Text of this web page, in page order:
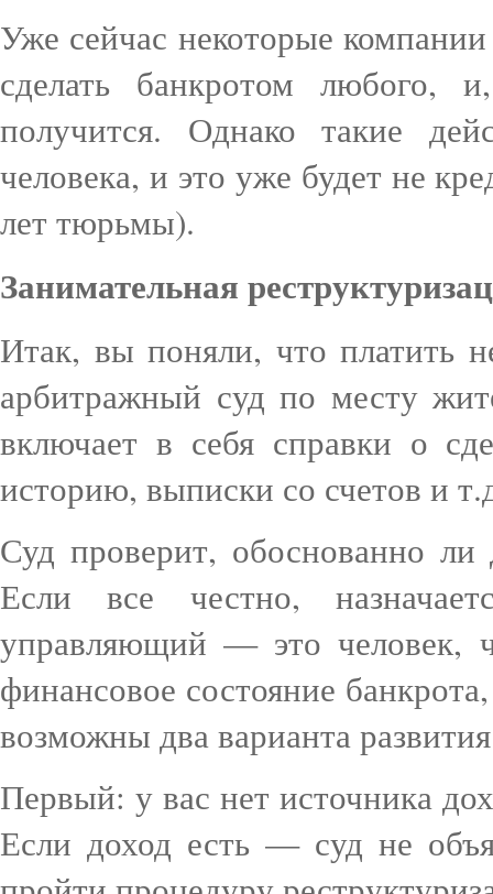
Уже сейчас некоторые
сделать банкротом любого,
получится. Однако такие
человека, и это уже будет не
лет тюрьмы).
Занимательная
Итак, вы поняли, что платить
арбитражный суд по месту
включает в себя справки о
историю, выписки со счетов и
Суд проверит, обоснованно
Если все честно,
управляющий — это человек,
финансовое состояние
возможны два варианта
Первый: у вас нет источника
Если доход есть — суд не